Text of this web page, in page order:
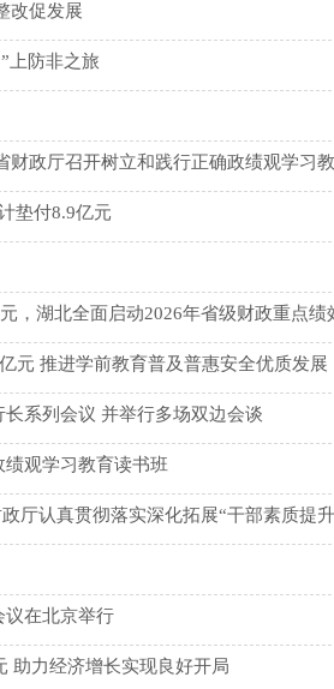
改促发展
上防非之旅
政厅召开树立和践行正确政绩观学习
垫付8.9亿元
，湖北全面启动2026年省级财政重点绩
元 推进学前教育普及普惠安全优质发展
系列会议 并举行多场双边会谈
观学习教育读书班
厅认真贯彻落实深化拓展“干部素质提
议在北京举行
助力经济增长实现良好开局